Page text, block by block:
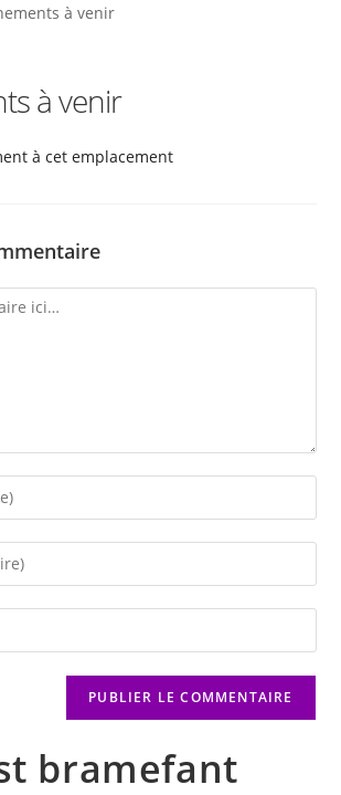
à venir
à venir
à cet emplacement
bramefant